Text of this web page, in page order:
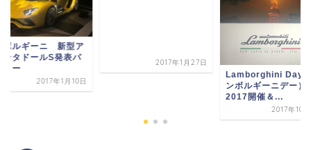
ボルギーニ 新型ア
ンタドールS発表パ
ィー
2017年1月10日
2017年1月27日
Lamborghini Day
ンボルギーニデー）
2017開催＆...
2017年10